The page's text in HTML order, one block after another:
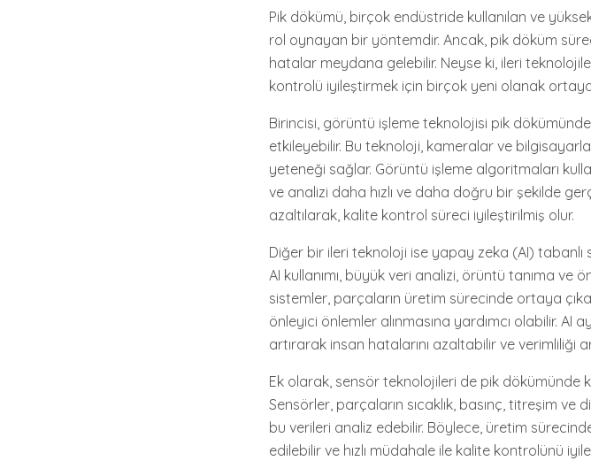
Pik dökümü, birçok endüstride kullanılan ve
rol oynayan bir yöntemdir. Ancak, pik döküm
hatalar meydana gelebilir. Neyse ki, ileri
kontrolü iyileştirmek için birçok yeni olanak ortaya
Birincisi, görüntü işleme teknolojisi pik
etkileyebilir. Bu teknoloji, kameralar ve
yeteneği sağlar. Görüntü işleme algoritmaları
ve analizi daha hızlı ve daha doğru bir şekilde
azaltılarak, kalite kontrol süreci iyileştirilmiş olur.
Diğer bir ileri teknoloji ise yapay zeka (AI)
AI kullanımı, büyük veri analizi, örüntü tanıma
sistemler, parçaların üretim sürecinde ortaya
önleyici önlemler alınmasına yardımcı olabilir.
artırarak insan hatalarını azaltabilir ve verimliliği
Ek olarak, sensör teknolojileri de pik dökümünde
Sensörler, parçaların sıcaklık, basınç, titreşim
bu verileri analiz edebilir. Böylece, üretim
edilebilir ve hızlı müdahale ile kalite kontrolünü